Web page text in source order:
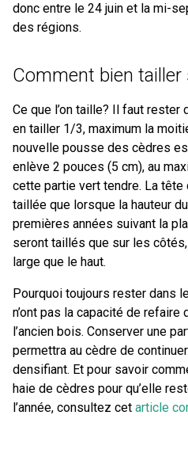
donc entre le 24 juin et la mi-
des régions.
Comment bien tailler
Ce que l’on taille? Il faut
en tailler 1/3, maximum la
nouvelle pousse des cèdres
enlève 2 pouces (5 cm), au
cette partie vert tendre. La
taillée que lorsque la hauteur
premières années suivant la
seront taillés que sur les
large que le haut.
Pourquoi toujours rester dans
n’ont pas la capacité de
l’ancien bois. Conserver une
permettra au cèdre de
densifiant. Et pour savoir
haie de cèdres pour qu’elle
l’année, consultez cet article